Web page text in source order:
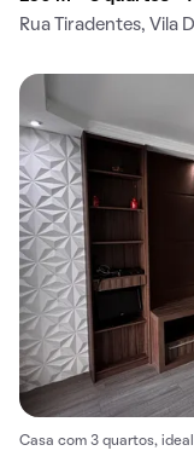
Rua Tiradentes, Vila
Casa com 3 quartos,